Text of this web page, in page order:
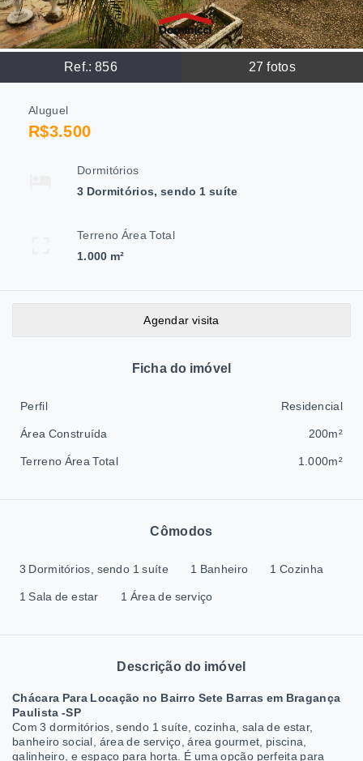
Ref.:856 27 fotos
Aluguel
R$3.500
Dormitórios
3 Dormitórios, sendo 1 suíte
Terreno Área Total
1.000 m²
Cômodos
3 Dormitórios, sendo 1 suíte 1 Banheiro 1 Cozinha
1 Sala de estar 1 Área de serviço
Descrição do imóvel
Chácara Para Locação no Bairro Sete Barras em Bragança
Paulista -SP
Com 3 dormitórios, sendo 1 suíte, cozinha, sala de estar,
banheiro social, área de serviço, área gourmet, piscina,
galinheiro, e espaço para horta. É uma opção perfeita para
Agendar visita
Ficha do imóvel
Perfil Residencial
Área Construída 200m²
Terreno Área Total 1.000m²